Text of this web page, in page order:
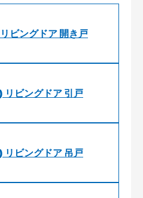
ビングドア 開き戸
ビングドア 引戸
ビングドア 吊戸